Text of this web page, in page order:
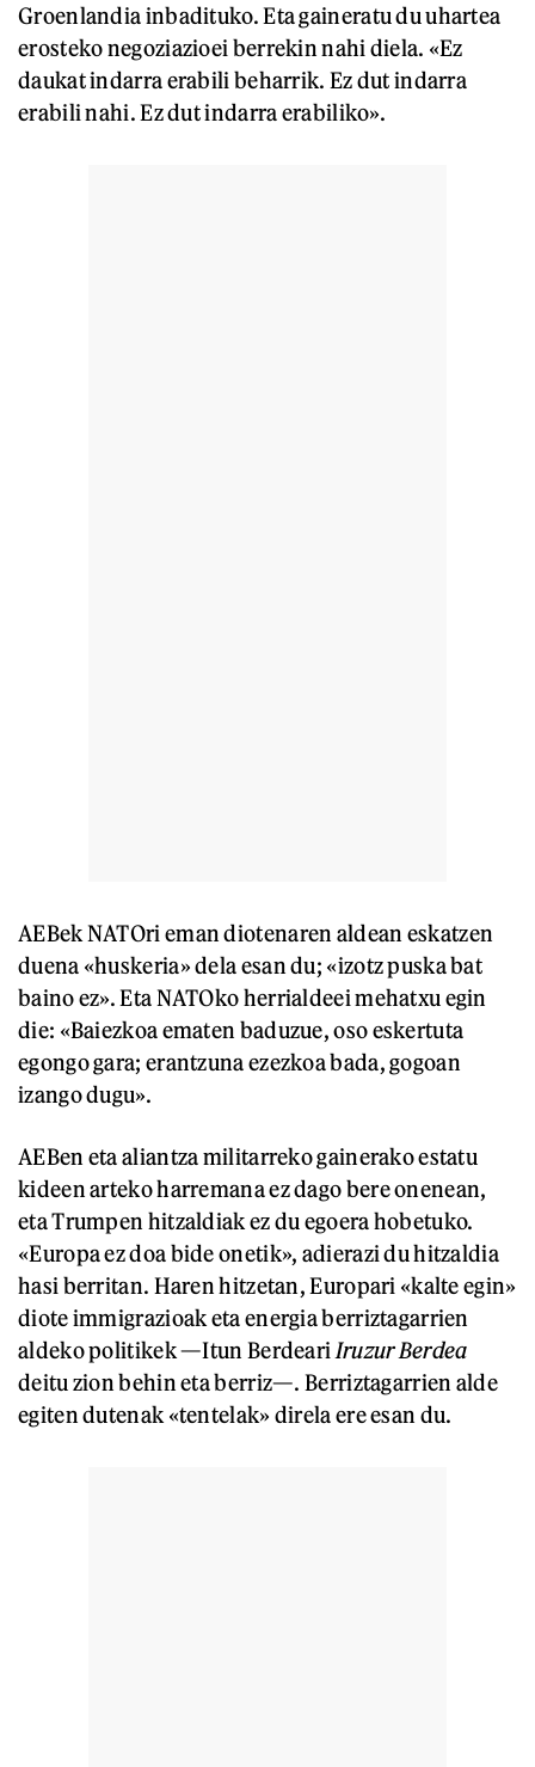
Groenlandia inbadituko. Eta gaineratu du uhartea
erosteko negoziazioei berrekin nahi diela. «Ez
daukat indarra erabili beharrik. Ez dut indarra
erabili nahi. Ez dut indarra erabiliko».
AEBek NATOri eman diotenaren aldean eskatzen
duena «huskeria» dela esan du; «izotz puska bat
baino ez». Eta NATOko herrialdeei mehatxu egin
die: «Baiezkoa ematen baduzue, oso eskertuta
egongo gara; erantzuna ezezkoa bada, gogoan
izango dugu».
AEBen eta aliantza militarreko gainerako estatu
kideen arteko harremana ez dago bere onenean,
eta Trumpen hitzaldiak ez du egoera hobetuko.
«Europa ez doa bide onetik», adierazi du hitzaldia
hasi berritan. Haren hitzetan, Europari «kalte egin»
diote immigrazioak eta energia berriztagarrien
aldeko politikek —Itun Berdeari Iruzur Berdea
deitu zion behin eta berriz—. Berriztagarrien alde
egiten dutenak «tentelak» direla ere esan du.